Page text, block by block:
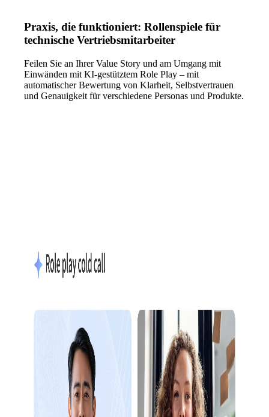
Praxis, die funktioniert: Rollenspiele für
technische Vertriebsmitarbeiter
Feilen Sie an Ihrer Value Story und am Umgang mit
Einwänden mit KI-gestütztem Role Play – mit
automatischer Bewertung von Klarheit, Selbstvertrauen
und Genauigkeit für verschiedene Personas und Produkte.